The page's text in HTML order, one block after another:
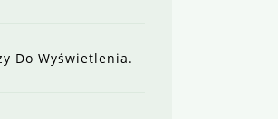
Do Wyświetlenia.